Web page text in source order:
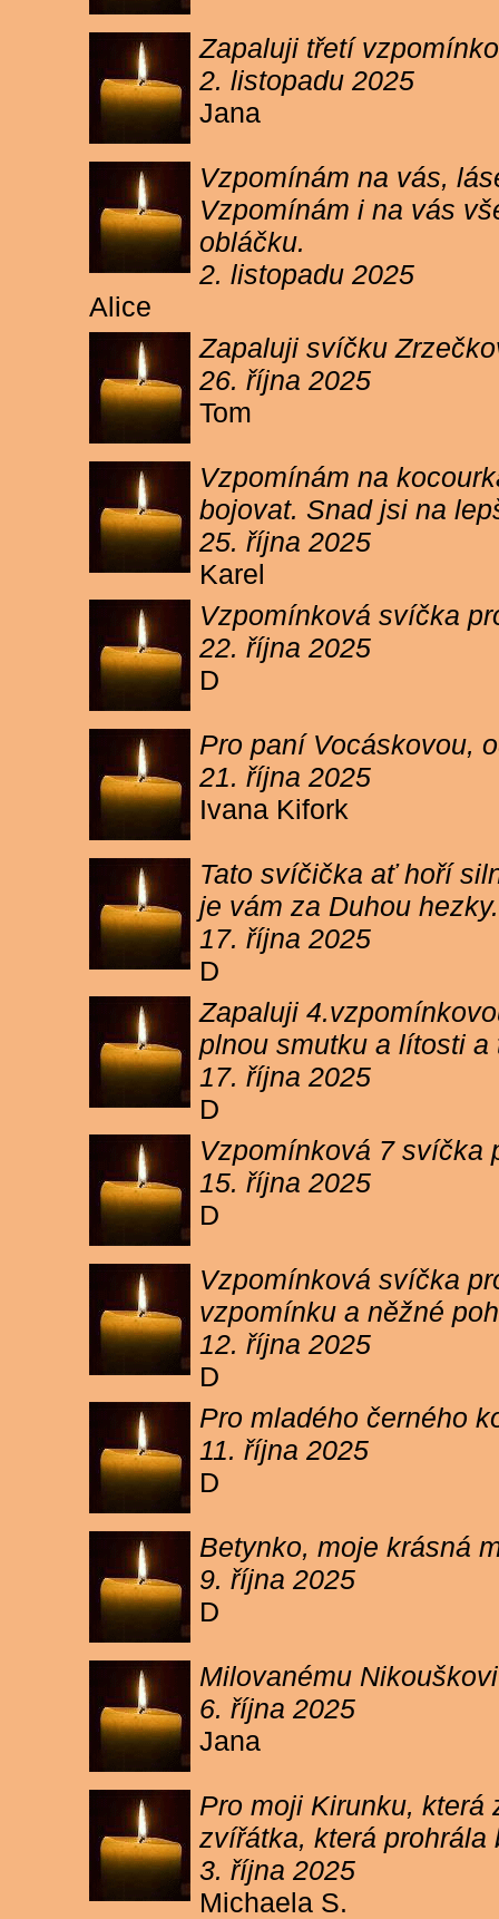
Zapaluji třetí
2. listopadu 2025
Jana
Vzpomínám na vás,
Vzpomínám i na vás
obláčku.
2. listopadu 2025
Alice
Zapaluji svíčku
26. října 2025
Tom
Vzpomínám na
bojovat. Snad jsi na
25. října 2025
Karel
Vzpomínková svíčka
22. října 2025
D
Pro paní Vocáskovou,
21. října 2025
Ivana Kifork
Tato svíčička ať hoří
je vám za Duhou
17. října 2025
D
Zapaluji
plnou smutku a lítosti
17. října 2025
D
Vzpomínková 7 svíčka
15. října 2025
D
Vzpomínková svíčka
vzpomínku a něžné
12. října 2025
D
Pro mladého černého
11. října 2025
D
Betynko, moje krásná
9. října 2025
D
Milovanému
6. října 2025
Jana
Pro moji Kirunku, která
zvířátka, která prohrála
3. října 2025
Michaela S.